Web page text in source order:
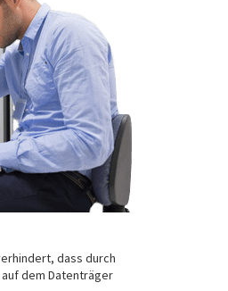
dass durch
dem Datenträger